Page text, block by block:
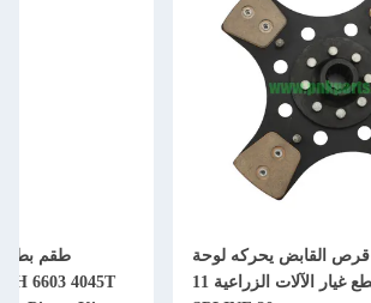
RE222670 قرص القابض يحركه لوحة
Assy يناسب قطع غيار الآلات الزراعية 11
6603 4045T